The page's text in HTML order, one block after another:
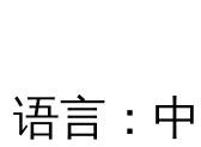
语言：